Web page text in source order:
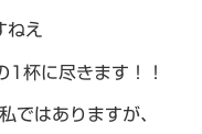
ねえ
1杯に尽きます！！
ではありますが、